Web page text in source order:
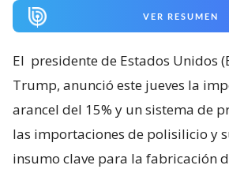
VER RESUMEN
El presidente de Estados Unidos
Trump, anunció este jueves la
arancel del 15% y un sistema de
las importaciones de polisilicio y
insumo clave para la fabricación